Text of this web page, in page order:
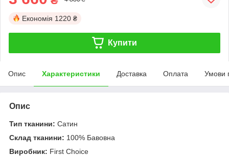
Економія 1220 ₴
Купити
Опис Характеристики Доставка Оплата Умови
Опис
Тип тканини: Сатин
Склад тканини: 100% Бавовна
Виробник: First Choice